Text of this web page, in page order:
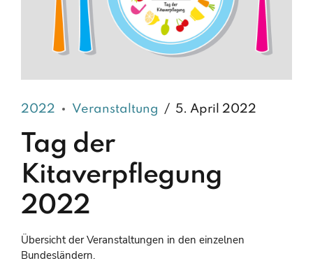
2022 Veranstaltung 5. April 2022
Tag der
Kitaverpflegung
2022
Übersicht der Veranstaltungen in den einzelnen
Bundesländern.